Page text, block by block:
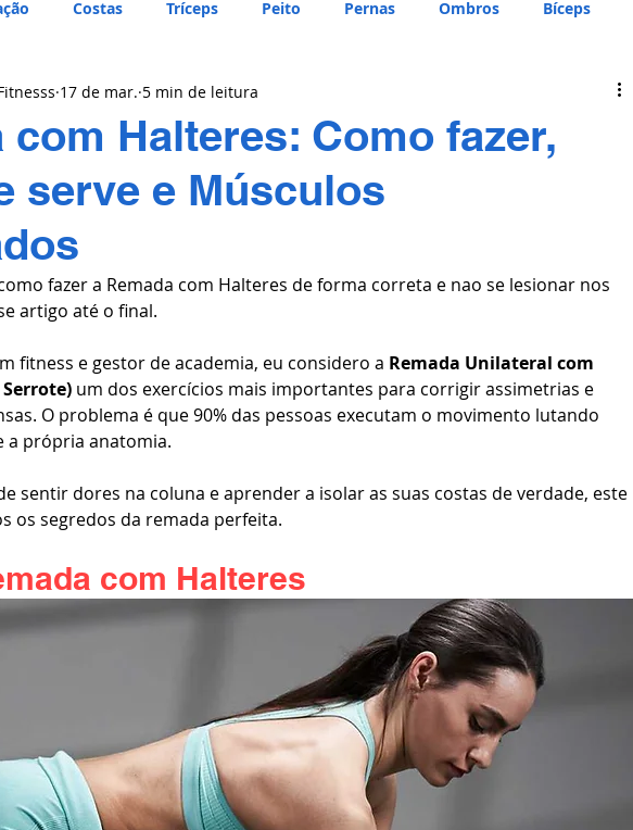
Costas Tríceps Peito Pernas Ombros Bíceps
com Halteres: Como fazer,
serve e Músculos
17 de mar. 5 min de leitura
fazer a Remada com Halteres de forma correta e nao se lesionar nos
artigo até o final.
fitness e gestor de academia, eu considero a Remada Unilateral com
um dos exercícios mais importantes para corrigir assimetrias e
O problema é que 90% das pessoas executam o movimento lutando
a própria anatomia.
sentir dores na coluna e aprender a isolar as suas costas de verdade, este
os segredos da remada perfeita.
com Halteres